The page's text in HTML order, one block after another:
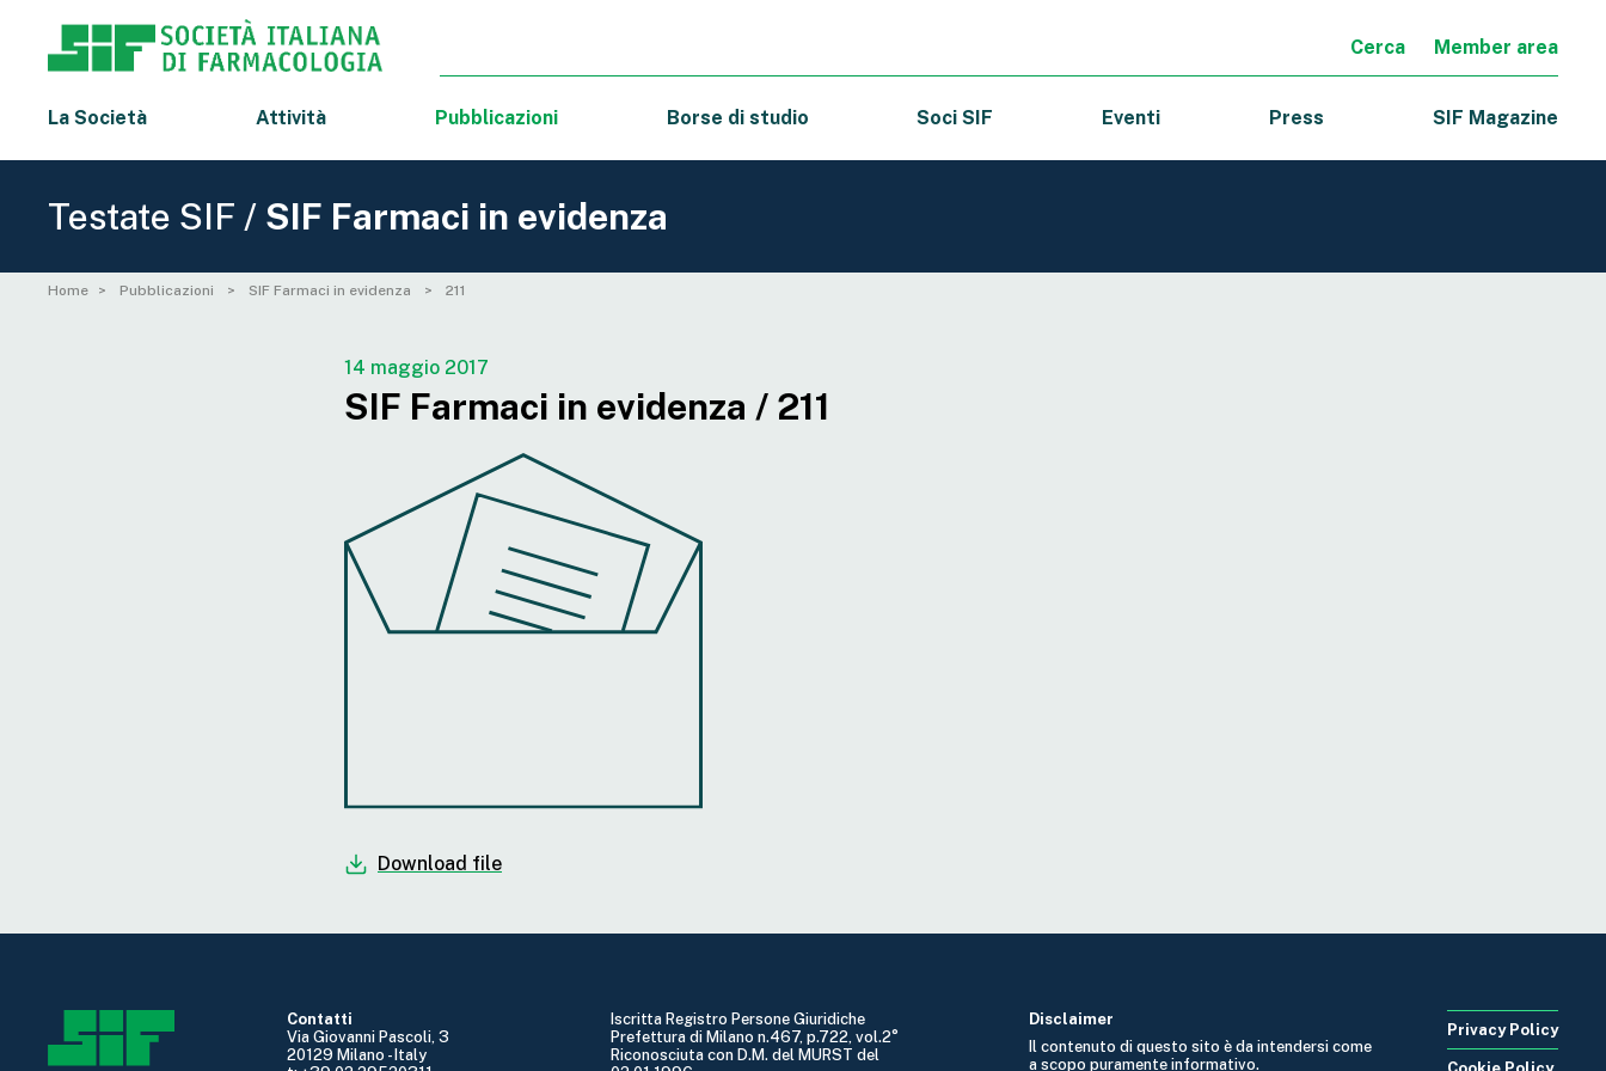
Cerca Member area
La Società Attività Pubblicazioni Borse di studio Soci SIF Eventi Press SIF Magazine
Testate SIF / SIF Farmaci in evidenza
Home Pubblicazioni SIF Farmaci in evidenza 211
14 maggio 2017
SIF Farmaci in evidenza / 211
Download file
Contatti
Via Giovanni Pascoli, 3
20129 Milano - Italy
Iscritta Registro Persone Giuridiche
Prefettura di Milano n.467, p.722, vol.2°
Riconosciuta con D.M. del MURST del
Disclaimer
Il contenuto di questo sito è da intendersi come
a scopo puramente informativo.
Privacy Policy